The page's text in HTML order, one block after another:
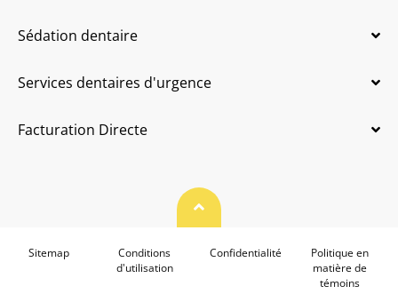
Sédation dentaire
Services dentaires d'urgence
Facturation Directe
Haut de page
Sitemap
Conditions
d'utilisation
Confidentialité
Politique en
matière de
témoins